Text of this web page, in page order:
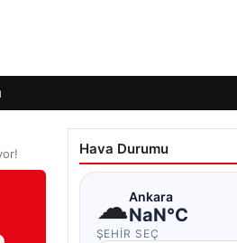
Hava Durumu
☁Ankara
NaN°C
ŞEHIR SEÇ